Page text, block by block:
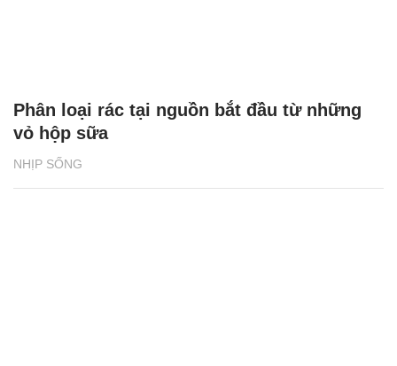
NHỊP SỐNG
Phân loại rác tại nguồn bắt đầu từ những
vỏ hộp sữa